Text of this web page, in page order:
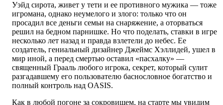
Уэйд сирота, живет у тети и ее противного мужика — тоже
игромана, однако неумелого и злого: только что он
просадил все деньги семьи на снаряжение, а оторваться
решил на бедном парнишке. Но что поделать, ставки в игре
несколько лет назад и правда взлетели до небес. Ее
создатель, гениальный дизайнер Джеймс Хэллидей, ушел в
мир иной, а перед смертью оставил «пасхалку» —
священный Грааль любого игрока, секрет, который сулит
разгадавшему его пользователю баснословное богатство и
полный контроль над OASIS.
Как в любой погоне за сокровищем, на старте мы увидим